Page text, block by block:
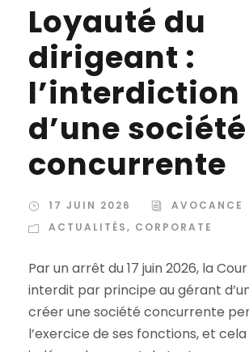
Loyauté du
dirigeant :
l’interdiction
d’une société
concurrente
17 JUIN 2026
AVOCANCE
ACTUALITÉS, CORPORATE
Par un arrêt du 17 juin 2026, la
interdit par principe au gérant
créer une société concurrente
l’exercice de ses fonctions, et cela